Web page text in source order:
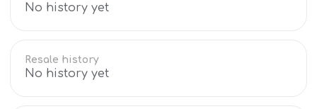
No history yet
Resale history
No history yet